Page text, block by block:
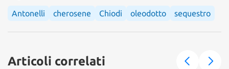
Antonelli cherosene Chiodi oleodotto sequestro
Articoli correlati